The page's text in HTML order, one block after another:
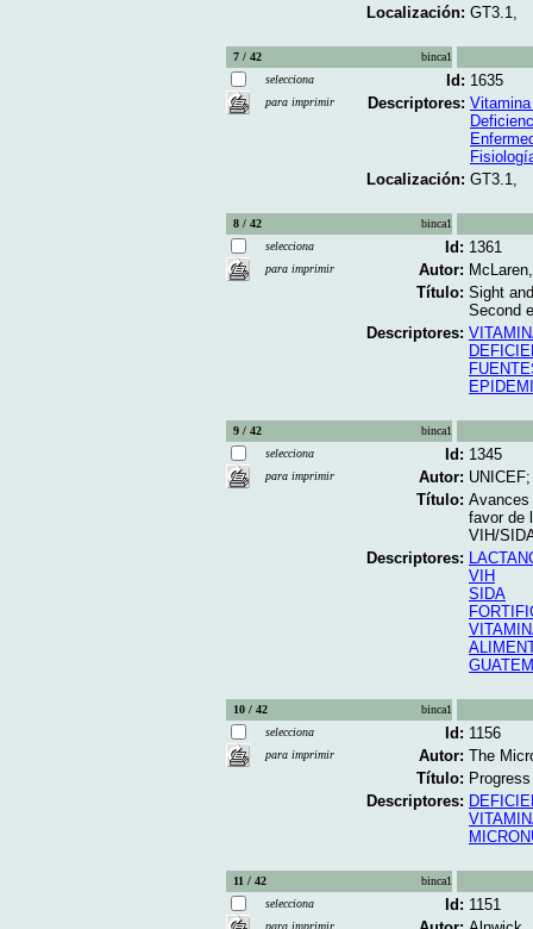
Localización: GT3.1,
7 / 42
binca1
selecciona
para imprimir
Id: 1635
Descriptores: Vitamina
Localización: GT3.1,
8 / 42
binca1
selecciona
para imprimir
Id: 1361
Autor:
Título: Sight
Second
Descriptores:
9 / 42
binca1
selecciona
para imprimir
Id: 1345
Autor:
Título: Avances
favor de
VIH/
Descriptores:
VIH
SIDA
10 / 42
binca1
selecciona
para imprimir
Id: 1156
Autor: The
Título:
Descriptores:
11 / 42
binca1
selecciona
para imprimir
Id: 1151